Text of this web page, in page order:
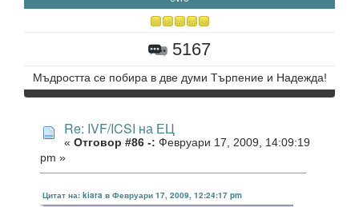
5167
Мъдростта се побира в две думи Търпение и Надежда!
Re: IVF/ICSI на ЕЦ
« Отговор #86 -: Февруари 17, 2009, 14:09:19
pm »
Цитат на: kiara в Февруари 17, 2009, 12:24:17 pm